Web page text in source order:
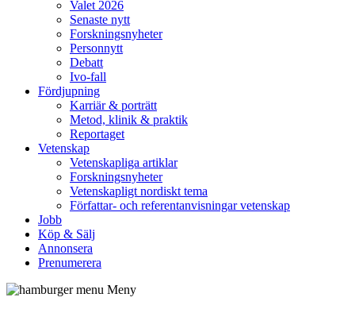
Valet 2026
Senaste nytt
Forskningsnyheter
Personnytt
Debatt
Ivo-fall
Fördjupning
Karriär & porträtt
Metod, klinik & praktik
Reportaget
Vetenskap
Vetenskapliga artiklar
Forskningsnyheter
Vetenskapligt nordiskt tema
Författar- och referentanvisningar vetenskap
Jobb
Köp & Sälj
Annonsera
Prenumerera
Meny